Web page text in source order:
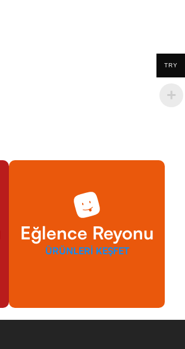
Eğlence Reyonu
ÜRÜNLERİ KEŞFET
TRY